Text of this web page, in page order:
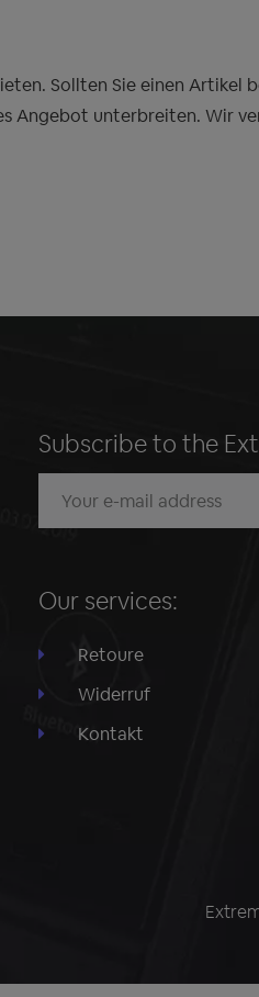
Sollten Sie einen Artikel
Angebot unterbreiten. Wir
Subscribe to the
Our services:
Retoure
Widerruf
Kontakt